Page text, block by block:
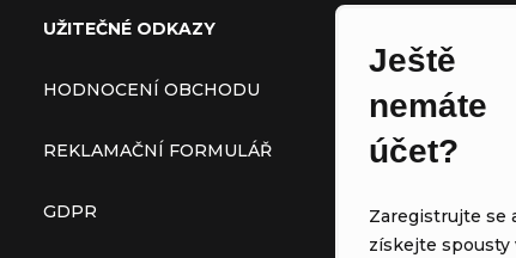
UŽITEČNÉ ODKAZY
HODNOCENÍ OBCHODU
REKLAMAČNÍ FORMULÁŘ
GDPR
Ještě
nemáte
účet?
Zaregistrujte se
získejte spousty